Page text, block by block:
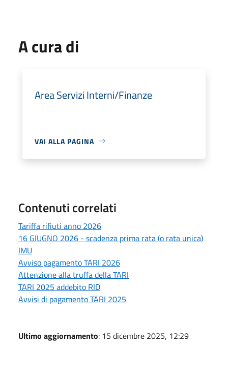
A cura di
Area Servizi Interni/Finanze
VAI ALLA PAGINA
Contenuti correlati
Tariffa rifiuti anno 2026
16 GIUGNO 2026 - scadenza prima rata (o rata unica)
IMU
Avviso pagamento TARI 2026
Attenzione alla truffa della TARI
TARI 2025 addebito RID
Avvisi di pagamento TARI 2025
Ultimo aggiornamento: 15 dicembre 2025, 12:29